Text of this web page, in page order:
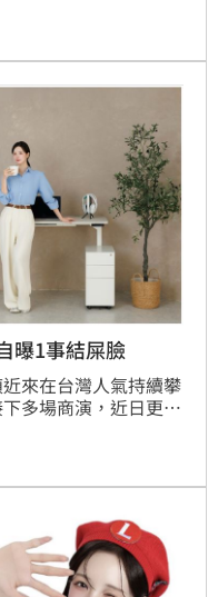
與觀影福利，消息曝
開啟了她的「第一
汝珊
曝1事結屎臉
來在台灣人氣持續攀
多場商演，近日更接
刻，讓在場所有聽到